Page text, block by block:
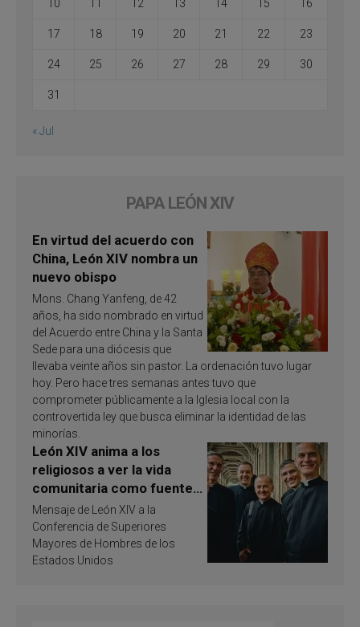
10 11 12 13 14 15 16
17 18 19 20 21 22 23
24 25 26 27 28 29 30
31
« Jul
PAPA LEÓN XIV
En virtud del acuerdo con
China, León XIV nombra un
nuevo obispo
Mons. Chang Yanfeng, de 42
años, ha sido nombrado en virtud
del Acuerdo entre China y la Santa
Sede para una diócesis que
llevaba veinte años sin pastor. La ordenación tuvo lugar
hoy. Pero hace tres semanas antes tuvo que
comprometer públicamente a la Iglesia local con la
controvertida ley que busca eliminar la identidad de las
minorías.
León XIV anima a los
religiosos a ver la vida
comunitaria como fuente
de inspiración y
santificación
Mensaje de León XIV a la
Conferencia de Superiores
Mayores de Hombres de los
Estados Unidos